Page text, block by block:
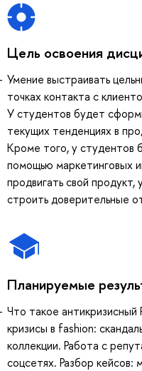
Цель освоения
Умение выстраивать
точках контакта с
У студентов будет
текущих тенденциях в
Кроме того, у студентов
помощью маркетинговых
продвигать свой продукт,
строить доверительные
Планируемые
Что такое
кризисы в fashion:
коллекции. Работа с
соцсетях. Разбор